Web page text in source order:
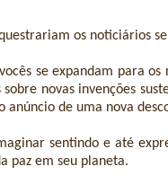
os noticiários
se expandam para
novas invenções
anúncio de uma nova
sentindo e até
paz em seu planeta.